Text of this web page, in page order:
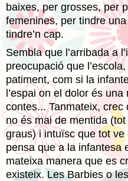
baixes, per grosses, per
femenines, per tindre
tindre’n cap.
Sembla que l’arribada a
preocupació que
patiment, com si la
l’espai on el dolor és
contes... Tanmateix,
no és mai de mentida
graus) i intuïsc que tot
pensa que a la infantesa
mateixa manera que es
existeix. Les Barbies o